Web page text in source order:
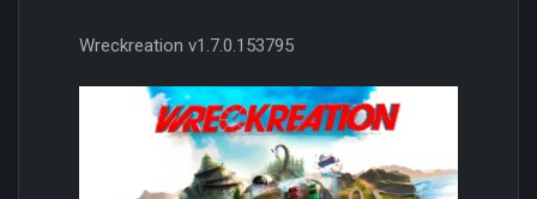
Wreckreation v1.7.0.153795